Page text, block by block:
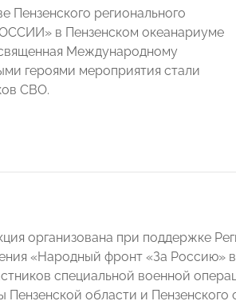
Пензенского регионального
в Пензенском океанариуме
Международному
героями мероприятия стали
СВО.
организована при поддержке
«Народный фронт «За Россию»
специальной военной
Пензенской области и